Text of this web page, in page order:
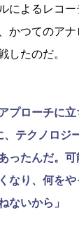
によるレコ
かつてのア
したのだ。
プローチに
、テクノロジ
ったんだ。
なり、何を
ないから」